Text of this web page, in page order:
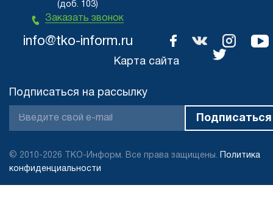
Подписаться на рассылку
Карта сайта
(доб. 103)
Заказать звонок
info@tko-inform.ru
© 2010-2026 ТКО-Информ. Все права защищены.
Политика
конфиденциальности